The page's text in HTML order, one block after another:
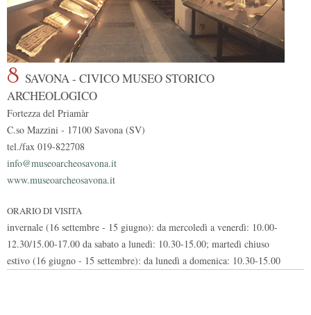
8 SAVONA - CIVICO MUSEO STORICO
ARCHEOLOGICO
Fortezza del Priamàr
C.so Mazzini - 17100 Savona (SV)
tel./fax 019-822708
info@museoarcheosavona.it
www.museoarcheosavona.it
ORARIO DI VISITA
invernale (16 settembre - 15 giugno): da mercoledì a venerdì: 10.00-
12.30/15.00-17.00 da sabato a lunedì: 10.30-15.00; martedì chiuso
estivo (16 giugno - 15 settembre): da lunedì a domenica: 10.30-15.00